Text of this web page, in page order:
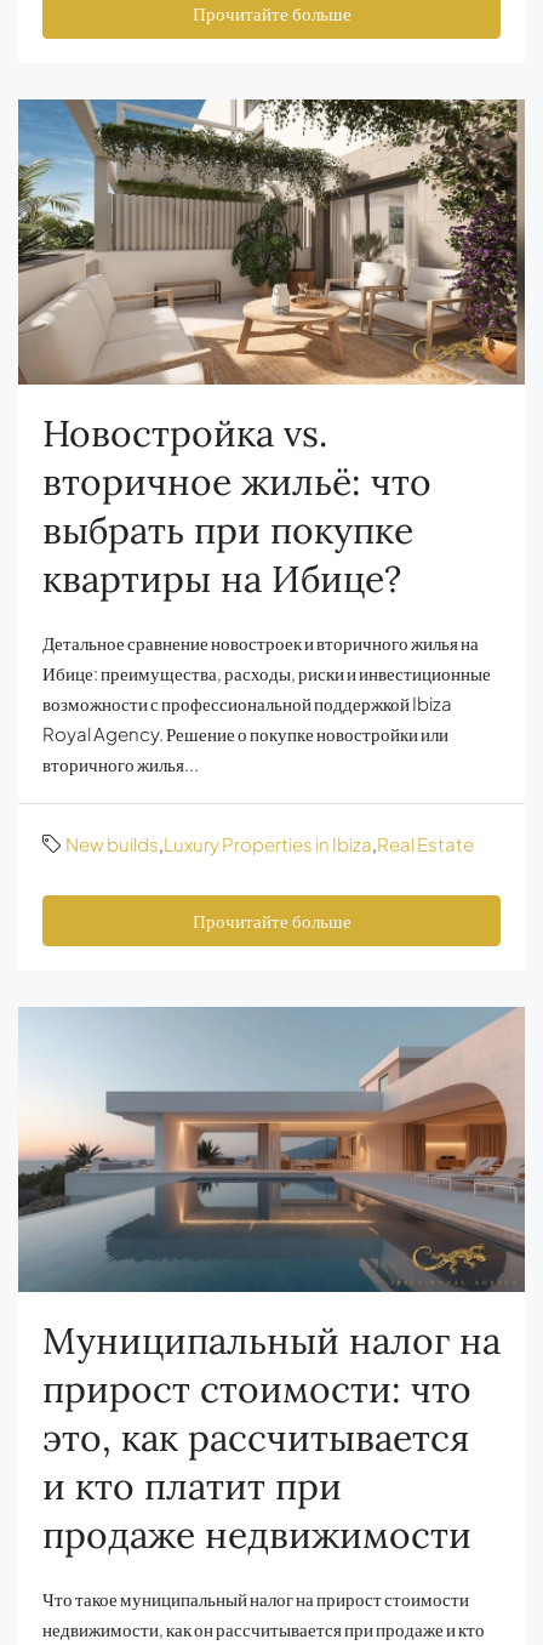
Прочитайте больше
Новостройка vs.
вторичное жильё: что
выбрать при покупке
квартиры на Ибице?
Детальное сравнение новостроек и вторичного жилья на
Ибице: преимущества, расходы, риски и инвестиционные
возможности с профессиональной поддержкой Ibiza
Royal Agency. Решение о покупке новостройки или
вторичного жилья...
New builds Luxury Properties in Ibiza Real Estate
Прочитайте больше
Муниципальный налог на
прирост стоимости: что
это, как рассчитывается
и кто платит при
продаже недвижимости
Что такое муниципальный налог на прирост стоимости
недвижимости, как он рассчитывается при продаже и кто